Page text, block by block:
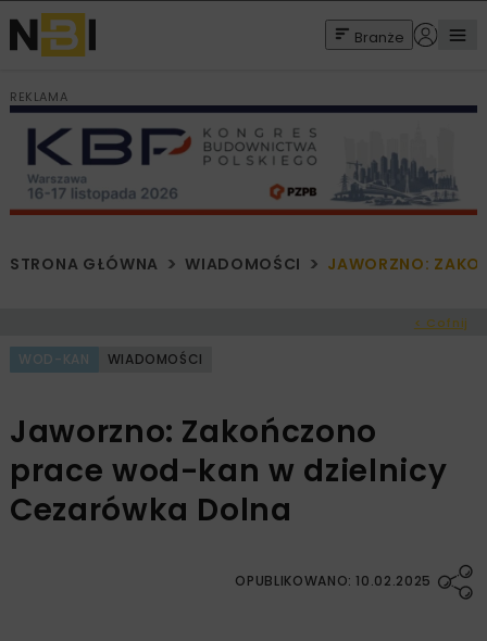
Branże
REKLAMA
STRONA GŁÓWNA WIADOMOŚCI JAWORZNO:
< Cofnij
WOD-KAN WIADOMOŚCI
Jaworzno: Zakończono
prace wod-kan w dzielnicy
Cezarówka Dolna
OPUBLIKOWANO: 10.02.2025